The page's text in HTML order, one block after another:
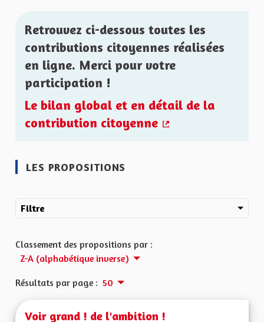
Retrouvez ci-dessous toutes les
contributions citoyennes réalisées
en ligne. Merci pour votre
participation !
Le bilan global et en détail de la
contribution citoyenne
LES PROPOSITIONS
Filtre
Classement des propositions par :
Z-A (alphabétique inverse)
Résultats par page : 50
Voir grand ! de l'ambition !